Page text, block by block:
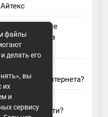
Основные
серверов в
интернета?
Проблемы с
как их обойти?
файлы
делать его
вы
их
и
сервису